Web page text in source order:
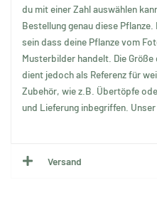
du mit einer Zahl auswählen
Bestellung genau diese
sein dass deine Pflanze vom
Musterbilder handelt. Die
dient jedoch als Referenz für
Zubehör, wie z.B. Übertöpfe
und Lieferung inbegriffen.
Versand